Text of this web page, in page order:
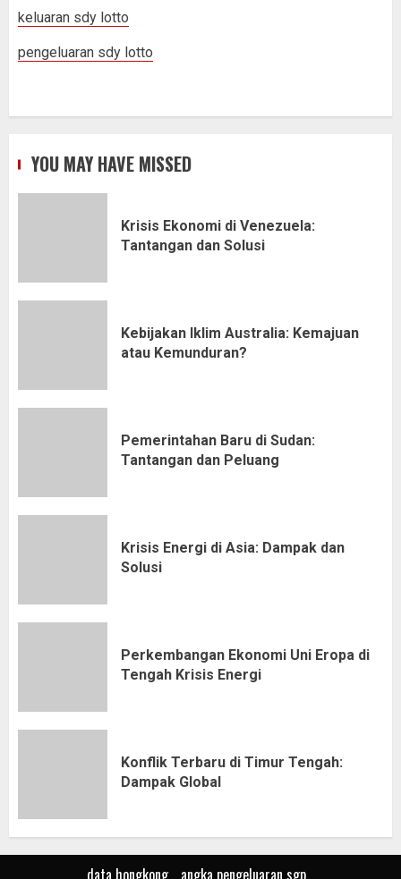
keluaran sdy lotto
pengeluaran sdy lotto
YOU MAY HAVE MISSED
Krisis Ekonomi di Venezuela:
Tantangan dan Solusi
Kebijakan Iklim Australia: Kemajuan
atau Kemunduran?
Pemerintahan Baru di Sudan:
Tantangan dan Peluang
Krisis Energi di Asia: Dampak dan
Solusi
Perkembangan Ekonomi Uni Eropa di
Tengah Krisis Energi
Konflik Terbaru di Timur Tengah:
Dampak Global
data hongkong angka pengeluaran sgp